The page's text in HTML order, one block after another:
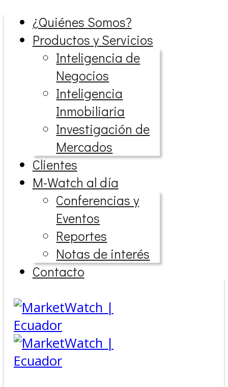
¿Quiénes Somos?
Productos y Servicios
Inteligencia de
Negocios
Inteligencia
Inmobiliaria
Investigación de
Mercados
Clientes
M-Watch al día
Conferencias y
Eventos
Reportes
Notas de interés
Contacto